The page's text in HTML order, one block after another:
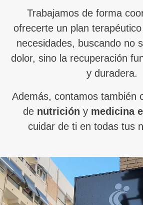
Trabajamos de forma
ofrecerte un plan
necesidades, buscando no
dolor, sino la recuperación
y duradera.
Además, contamos también
de nutrición y medicina
cuidar de ti en todas tus